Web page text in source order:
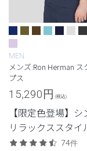
MEN
メンズ:Ron Herman ス
プス
15,290円 (税込)
【限定色登場】
リラックススタイ
ウェアに落とし込
74件